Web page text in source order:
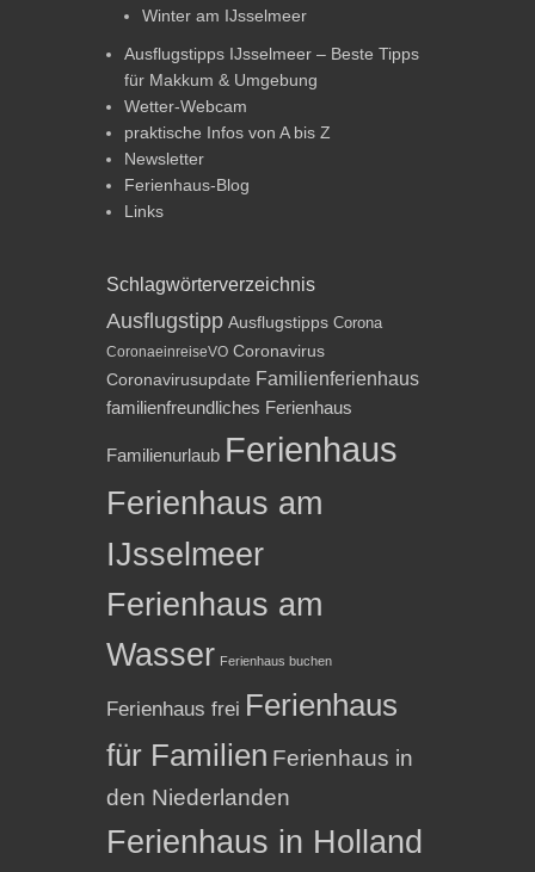
Winter am IJsselmeer
Ausflugstipps IJsselmeer – Beste Tipps
für Makkum & Umgebung
Wetter-Webcam
praktische Infos von A bis Z
Newsletter
Ferienhaus-Blog
Links
Schlagwörterverzeichnis
Ausflugstipp Ausflugstipps Corona
CoronaeinreiseVO Coronavirus
Coronavirusupdate Familienferienhaus
familienfreundliches Ferienhaus
Familienurlaub Ferienhaus
Ferienhaus am
IJsselmeer
Ferienhaus am
Wasser Ferienhaus buchen
Ferienhaus frei Ferienhaus
für Familien Ferienhaus in
den Niederlanden
Ferienhaus in Holland